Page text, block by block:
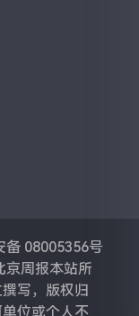
备 08005356号
京周报本站所
写，版权归
位或个人不